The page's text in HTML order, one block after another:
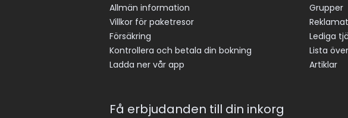
Allmän information
Villkor för paketresor
Försäkring
Kontrollera och betala din bokning
Ladda ner vår app
Grupper
Lediga
Lista
Artiklar
Få erbjudanden till din inkorg